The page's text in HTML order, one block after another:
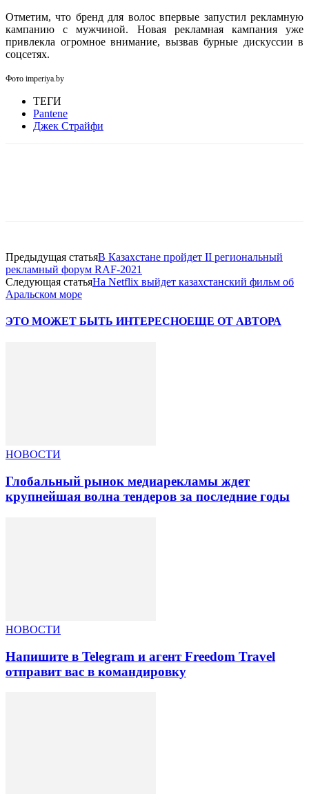
Отметим, что бренд для волос впервые запустил рекламную
кампанию с мужчиной. Новая рекламная кампания уже
привлекла огромное внимание, вызвав бурные дискуссии в
соцсетях.
Фото imperiya.by
ТЕГИ
Pantene
Джек Страйфи
Предыдущая статьяВ Казахстане пройдет II региональный
рекламный форум RAF-2021
Следующая статьяНа Netflix выйдет казахстанский фильм об
Аральском море
ЭТО МОЖЕТ БЫТЬ ИНТЕРЕСНОЕЩЕ ОТ АВТОРА
НОВОСТИ
Глобальный рынок медиарекламы ждет
крупнейшая волна тендеров за последние годы
НОВОСТИ
Напишите в Telegram и агент Freedom Travel
отправит вас в командировку